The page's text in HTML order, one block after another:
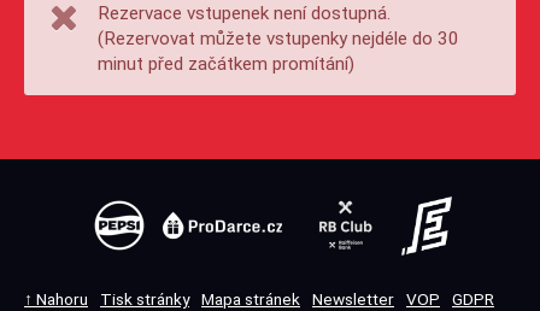
Rezervace vstupenek není dostupná.
(Rezervovat můžete vstupenky nejdéle do 30
minut před začátkem promítání)
↑ Nahoru Tisk stránky Mapa stránek Newsletter VOP
GDPR